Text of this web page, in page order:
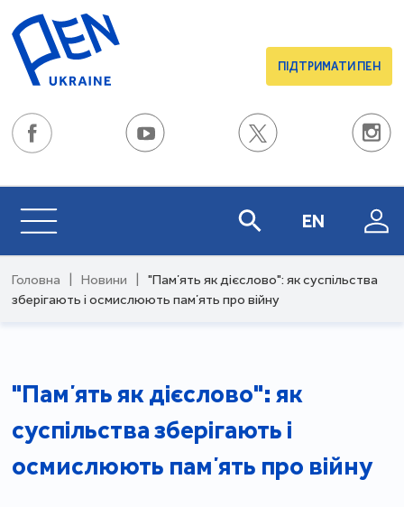
ПІДТРИМАТИ ПЕН
EN
Головна Новини
"Памʼять як дієслово": як суспільства
зберігають і осмислюють памʼять про війну
"Памʼять як дієслово": як
суспільства зберігають і
осмислюють памʼять про війну